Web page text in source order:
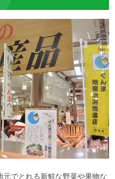
でとれる新鮮な野菜や果物な